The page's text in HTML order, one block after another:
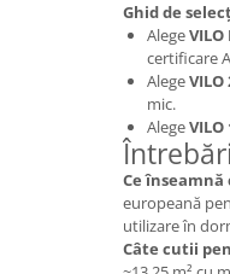
Ghid de
Alege
certificare
AlegeVILO
mic.
AlegeVILO
Ce
europeană
utilizare în
Câte cutii